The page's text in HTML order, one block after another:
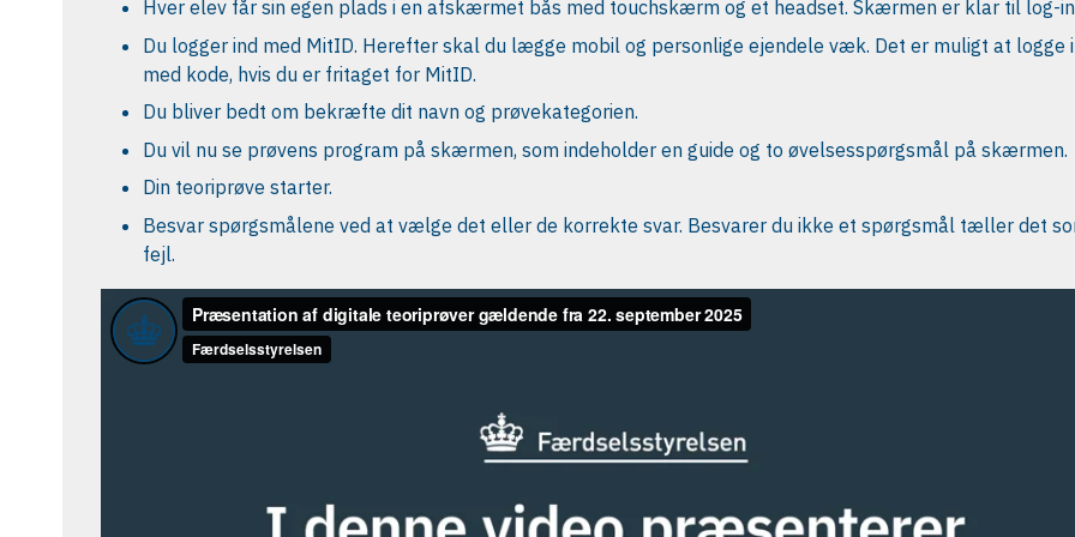
Hver elev får sin egen plads i en afskærmet bås med touchskærm og et headset. Skærmen er klar til log-in
Du logger ind med MitID. Herefter skal du lægge mobil og personlige ejendele væk. Det er muligt at logge
med kode, hvis du er fritaget for MitID.
Du bliver bedt om bekræfte dit navn og prøvekategorien.
Du vil nu se prøvens program på skærmen, som indeholder en guide og to øvelsesspørgsmål på skærmen.
Din teoriprøve starter.
Besvar spørgsmålene ved at vælge det eller de korrekte svar. Besvarer du ikke et spørgsmål tæller det
fejl.